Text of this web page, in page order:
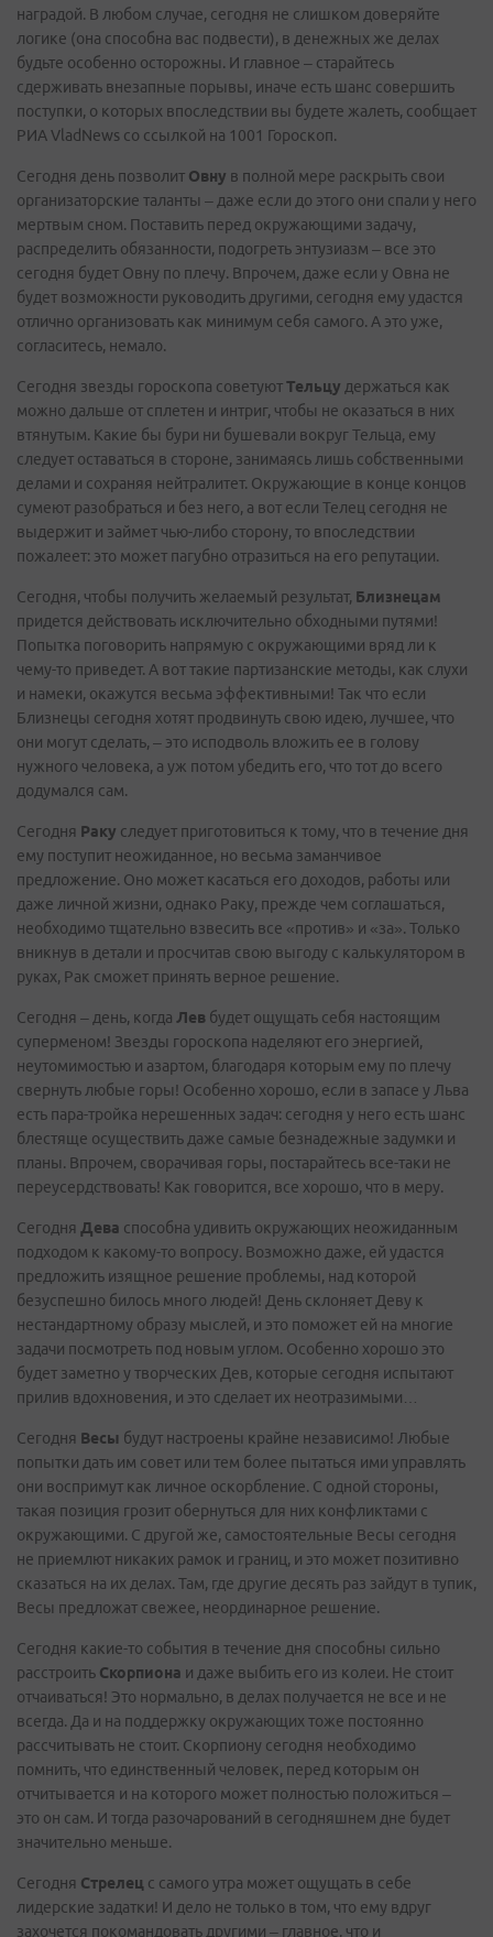
наградой. В любом случае, сегодня не слишком доверяйте
логике (она способна вас подвести), в денежных же делах
будьте особенно осторожны. И главное – старайтесь
сдерживать внезапные порывы, иначе есть шанс совершить
поступки, о которых впоследствии вы будете жалеть, сообщает
РИА VladNews со ссылкой на 1001 Гороскоп.
Сегодня день позволит Овну в полной мере раскрыть свои
организаторские таланты – даже если до этого они спали у него
мертвым сном. Поставить перед окружающими задачу,
распределить обязанности, подогреть энтузиазм – все это
сегодня будет Овну по плечу. Впрочем, даже если у Овна не
будет возможности руководить другими, сегодня ему удастся
отлично организовать как минимум себя самого. А это уже,
согласитесь, немало.
Сегодня звезды гороскопа советуютТельцу держаться как
можно дальше от сплетен и интриг, чтобы не оказаться в них
втянутым. Какие бы бури ни бушевали вокруг Тельца, ему
следует оставаться в стороне, занимаясь лишь собственными
делами и сохраняя нейтралитет. Окружающие в конце концов
сумеют разобраться и без него, а вот если Телец сегодня не
выдержит и займет чью-либо сторону, то впоследствии
пожалеет: это может пагубно отразиться на его репутации.
Сегодня, чтобы получить желаемый результат, Близнецам
придется действовать исключительно обходными путями!
Попытка поговорить напрямую с окружающими вряд ли к
чему-то приведет. А вот такие партизанские методы, как слухи
и намеки, окажутся весьма эффективными! Так что если
Близнецы сегодня хотят продвинуть свою идею, лучшее, что
они могут сделать, – это исподволь вложить ее в голову
нужного человека, а уж потом убедить его, что тот до всего
додумался сам.
Сегодня Раку следует приготовиться к тому, что в течение дня
ему поступит неожиданное, но весьма заманчивое
предложение. Оно может касаться его доходов, работы или
даже личной жизни, однако Раку, прежде чем соглашаться,
необходимо тщательно взвесить все «против» и «за». Только
вникнув в детали и просчитав свою выгоду с калькулятором в
руках, Рак сможет принять верное решение.
Сегодня – день, когда Лев будет ощущать себя настоящим
суперменом! Звезды гороскопа наделяют его энергией,
неутомимостью и азартом, благодаря которым ему по плечу
свернуть любые горы! Особенно хорошо, если в запасе у Льва
есть пара-тройка нерешенных задач: сегодня у него есть шанс
блестяще осуществить даже самые безнадежные задумки и
планы. Впрочем, сворачивая горы, постарайтесь все-таки не
переусердствовать! Как говорится, все хорошо, что в меру.
Сегодня Дева способна удивить окружающих неожиданным
подходом к какому-то вопросу. Возможно даже, ей удастся
предложить изящное решение проблемы, над которой
безуспешно билось много людей! День склоняет Деву к
нестандартному образу мыслей, и это поможет ей на многие
задачи посмотреть под новым углом. Особенно хорошо это
будет заметно у творческих Дев, которые сегодня испытают
прилив вдохновения, и это сделает их неотразимыми…
Сегодня Весы будут настроены крайне независимо! Любые
попытки дать им совет или тем более пытаться ими управлять
они воспримут как личное оскорбление. С одной стороны,
такая позиция грозит обернуться для них конфликтами с
окружающими. С другой же, самостоятельные Весы сегодня
не приемлют никаких рамок и границ, и это может позитивно
сказаться на их делах. Там, где другие десять раз зайдут в тупик,
Весы предложат свежее, неординарное решение.
Сегодня какие-то события в течение дня способны сильно
расстроить Скорпиона и даже выбить его из колеи. Не стоит
отчаиваться! Это нормально, в делах получается не все и не
всегда. Да и на поддержку окружающих тоже постоянно
рассчитывать не стоит. Скорпиону сегодня необходимо
помнить, что единственный человек, перед которым он
отчитывается и на которого может полностью положиться –
это он сам. И тогда разочарований в сегодняшнем дне будет
значительно меньше.
Сегодня Стрелец с самого утра может ощущать в себе
лидерские задатки! И дело не только в том, что ему вдруг
захочется покомандовать другими – главное, что и